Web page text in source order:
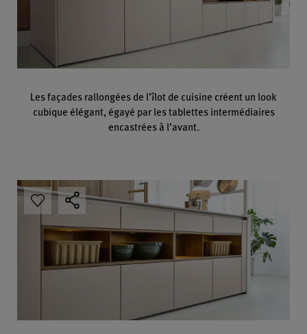
Les façades rallongées de l’îlot de cuisine créent un look
cubique élégant, égayé par les tablettes intermédiaires
encastrées à l’avant.